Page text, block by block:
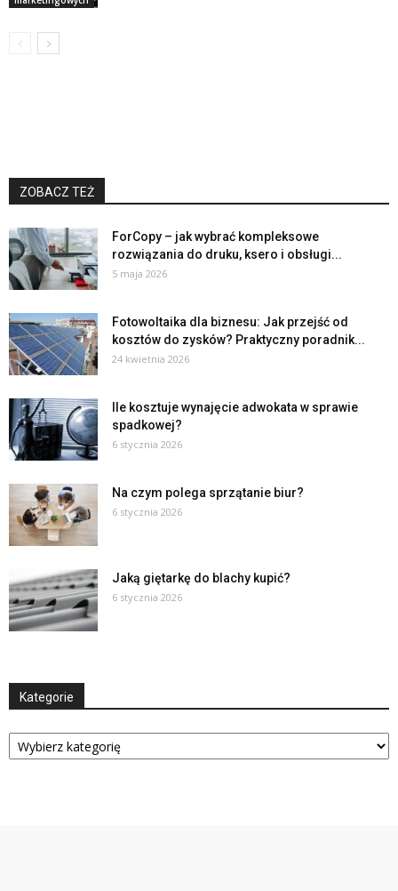
ZOBACZ TEŻ
ForCopy – jak wybrać kompleksowe
rozwiązania do druku, ksero i obsługi...
5 maja 2026
Fotowoltaika dla biznesu: Jak przejść od
kosztów do zysków? Praktyczny poradnik...
24 kwietnia 2026
Ile kosztuje wynajęcie adwokata w sprawie
spadkowej?
6 stycznia 2026
Na czym polega sprzątanie biur?
6 stycznia 2026
Jaką giętarkę do blachy kupić?
6 stycznia 2026
Kategorie
Kategorie